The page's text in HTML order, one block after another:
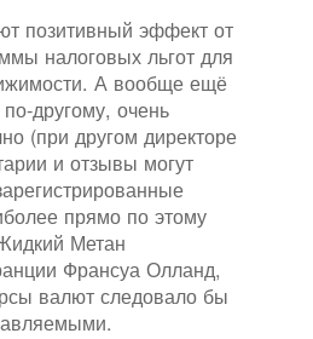
позитивный эффект от
налоговых льгот для
А вообще ещё
другому, очень
(при другом директоре
и отзывы могут
прямо по этому
Метан
Франсуа Олланд,
валют следовало бы